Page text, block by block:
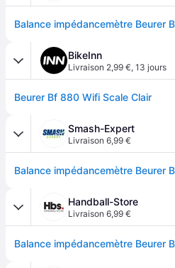
BikeInn
Livraison 2,99 €, 13 jours
Beurer Bf 880 Wifi Scale Clair
Smash-Expert
Livraison 6,99 €
Handball-Store
Livraison 6,99 €